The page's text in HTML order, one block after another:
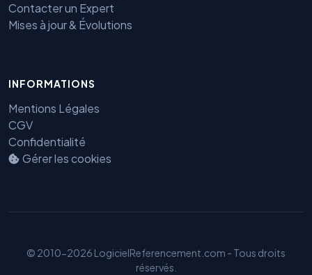
Contacter un Expert
Mises à jour & Évolutions
INFORMATIONS
Mentions Légales
CGV
Confidentialité
Gérer les cookies
© 2010-2026 LogicielReferencement.com - Tous droits
réservés.